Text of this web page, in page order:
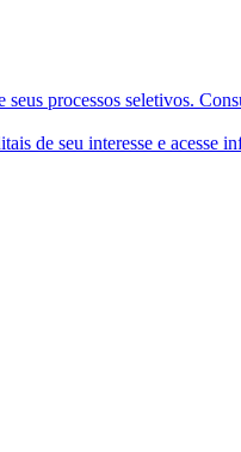
processos seletivos.
de seu interesse e acesse